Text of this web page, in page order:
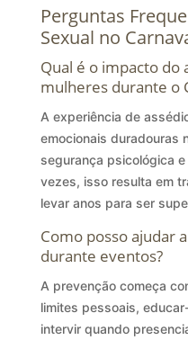
Perguntas
Sexual no
Qual é o impacto do
mulheres durante o
A experiência de
emocionais duradouras
segurança psicológica
vezes, isso resulta em
levar anos para ser
Como posso ajudar
durante eventos?
A prevenção começa
limites pessoais,
intervir quando